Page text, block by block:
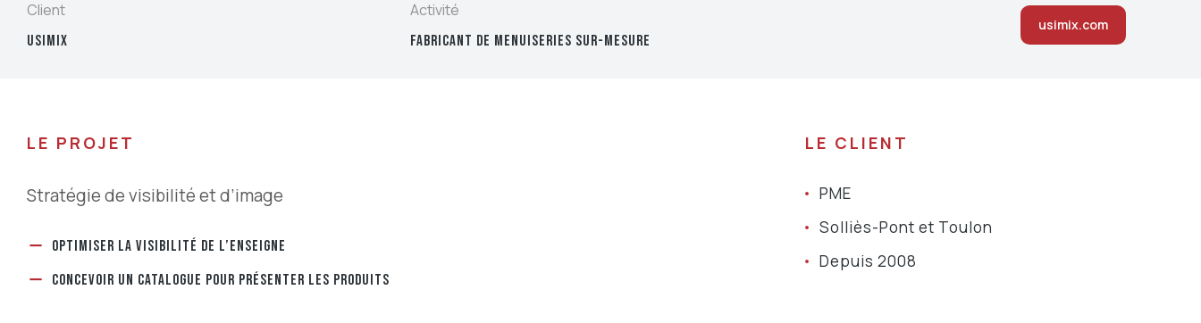
Client
USIMIX
Activité
FABRICANT DE MENUISERIES SUR-MESURE
usimix.com
LE PROJET
Stratégie de visibilité et d’image
OPTIMISER LA VISIBILITÉ DE L’ENSEIGNE
CONCEVOIR UN CATALOGUE POUR PRÉSENTER LES PRODUITS
LE CLIENT
PME
Solliès-Pont et Toulon
Depuis 2008